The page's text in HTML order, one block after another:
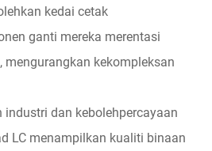
kedai cetak
ganti mereka merentasi
mengurangkan kekompleksan
dan kebolehpercayaan
LC menampilkan kualiti binaan